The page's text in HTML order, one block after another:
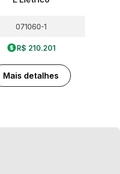
071060-1
R$ 210.201
Mais detalhes